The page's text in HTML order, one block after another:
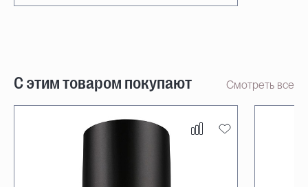
С этим товаром покупают Смотреть все